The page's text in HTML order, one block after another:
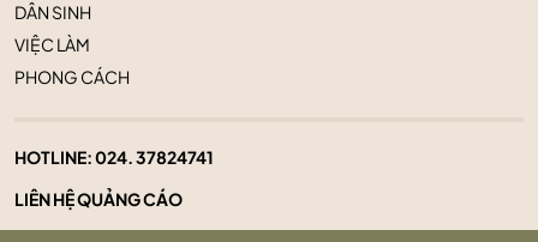
DÂN SINH
VIỆC LÀM
PHONG CÁCH
HOTLINE:024. 37824741
LIÊN HỆ QUẢNG CÁO